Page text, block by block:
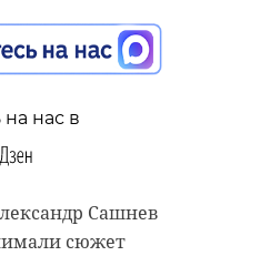
нас в
Сашнев
сюжет